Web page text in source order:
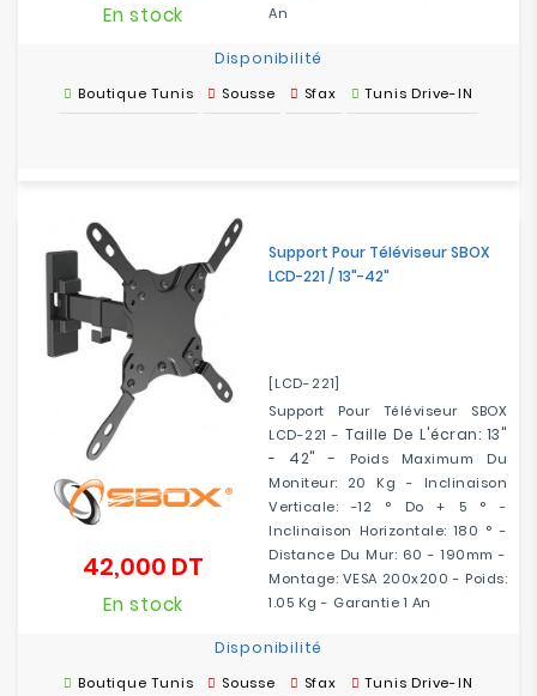
An
En stock
Disponibilité
Boutique Tunis Sousse Sfax Tunis Drive-IN
Support Pour Téléviseur SBOX
LCD-221 / 13"-42"
[LCD-221]
Support Pour Téléviseur SBOX
LCD-221 - Taille De L'écran: 13"
- 42" -
Poids Maximum Du
Moniteur: 20 Kg - Inclinaison
Verticale: -12 ° Do + 5 ° -
Inclinaison Horizontale: 180 ° -
Distance Du Mur: 60 - 190mm -
Montage: VESA 200x200 - Poids:
1.05 Kg - Garantie 1 An
42,000 DT
En stock
Disponibilité
Boutique Tunis Sousse Sfax Tunis Drive-IN